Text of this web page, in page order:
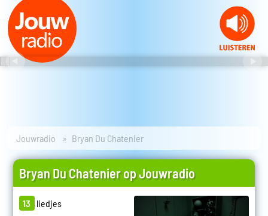
Jouwradio Bryan Du Chatenier
Bryan Du Chatenier op Jouwradio
13 liedjes